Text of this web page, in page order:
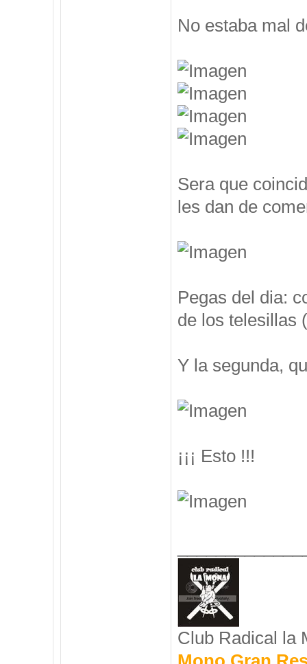
No estaba mal
Sera que
les dan de
Pegas del dia:
de los telesillas
Y la segunda,
¡¡¡ Esto !!!
Club Radical la